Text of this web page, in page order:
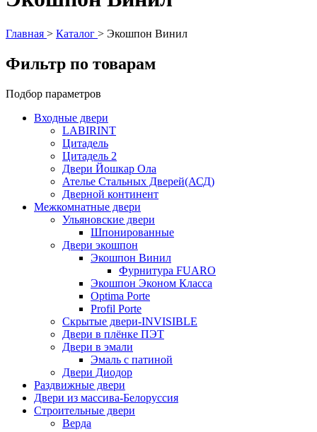
Главная > Каталог > Экошпон Винил
Фильтр по товарам
Подбор параметров
Входные двери
LABIRINT
Цитадель
Цитадель 2
Двери Йошкар Ола
Ателье Стальных Дверей(АСД)
Дверной континент
Межкомнатные двери
Ульяновские двери
Шпонированные
Двери экошпон
Экошпон Винил
Фурнитура FUARO
Экошпон Эконом Класса
Optima Porte
Profil Porte
Скрытые двери-INVISIBLE
Двери в плёнке ПЭТ
Двери в эмали
Эмаль с патиной
Двери Диодор
Раздвижные двери
Двери из массива-Белоруссия
Строительные двери
Верда